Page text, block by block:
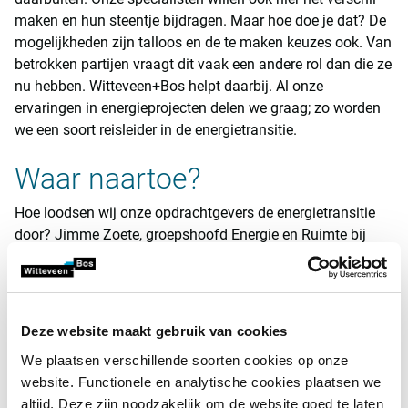
Deze website maakt gebruik van cookies
We plaatsen verschillende soorten cookies op onze
website. Functionele en analytische cookies plaatsen we
altijd. Deze zijn noodzakelijk om de website goed te laten
maken en hun steentje bijdragen. Maar hoe doe je dat? De
mogelijkheden zijn talloos en de te maken keuzes ook. Van
betrokken partijen vraagt dit vaak een andere rol dan die ze
nu hebben. Witteveen+Bos helpt daarbij. Al onze
ervaringen in energieprojecten delen we graag; zo worden
we een soort reisleider in de energietransitie.
Waar naartoe?
Hoe loodsen wij onze opdrachtgevers de energietransitie
door? Jimme Zoete, groepshoofd Energie en Ruimte bij
Witteveen+Bos, geeft een voorbeeld: ‘Voor Enexis Groep
werkten wij afgelopen maanden aan een customer journey
de netbeheerder waarin Witteveen+Bos de ervaring met
energieprojecten stap voor stap navolgbaar maakt. Het is
misschien geen Lonely Planet of andere reisgids, maar het
helpt gebiedsteams van de netbeheerder wel om vragen